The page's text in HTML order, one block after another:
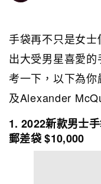
手袋再不只是女
出大受男星喜愛
考一下，以下為
及Alexander
1. 2022新款男士
郵差袋 $10,000